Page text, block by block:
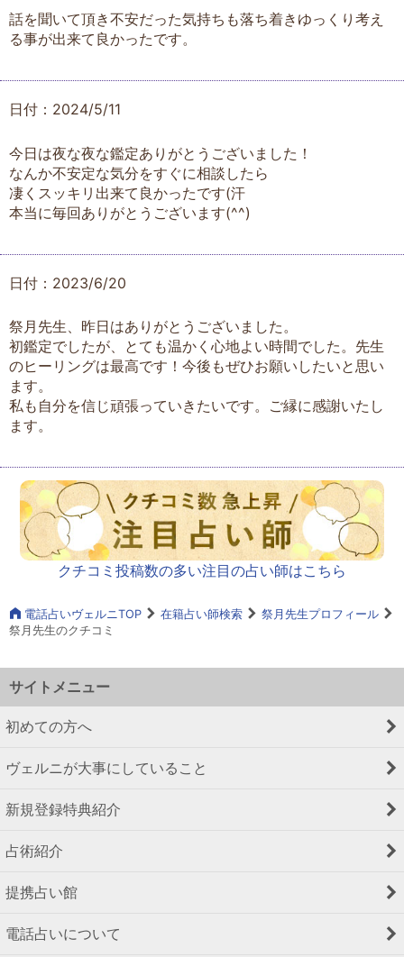
話を聞いて頂き不安だった気持ちも落ち着きゆっくり考え
る事が出来て良かったです。
日付：2024/5/11
今日は夜な夜な鑑定ありがとうございました！
なんか不安定な気分をすぐに相談したら
凄くスッキリ出来て良かったです(汗
本当に毎回ありがとうございます(^^)
日付：2023/6/20
祭月先生、昨日はありがとうございました。
初鑑定でしたが、とても温かく心地よい時間でした。先生
のヒーリングは最高です！今後もぜひお願いしたいと思い
ます。
私も自分を信じ頑張っていきたいです。ご縁に感謝いたし
ます。
クチコミ投稿数の多い注目の占い師はこちら
電話占いヴェルニTOP 在籍占い師検索
祭月先生プロフィール
祭月先生のクチコミ
サイトメニュー
初めての方へ
ヴェルニが大事にしていること
新規登録特典紹介
占術紹介
提携占い館
電話占いについて